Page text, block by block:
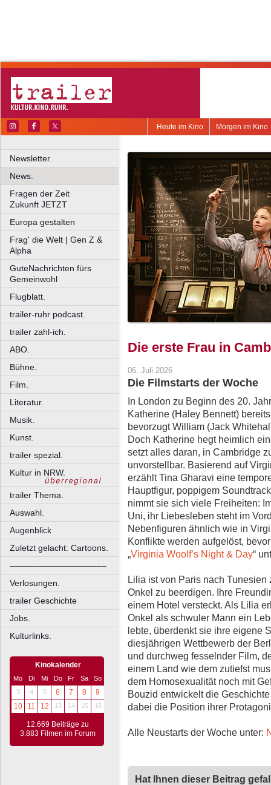
Morgen im Kino
Heute im Kino
Newsletter.
News.
Fragen der Zeit
Zukunft JETZT
Europa gestalten
Frag' die Welt | Gen Z &
Alpha
GuteNachrichten fürs
Gemeinwohl
Flugblatt.
trailer-ruhr podcast.
trailer zahl-ich.
ABO.
Bühne.
Film.
Literatur.
Musik.
Kunst.
trailer spezial.
Kultur in NRW.
trailer Thema.
Auswahl.
Augenblick
Zuletzt gelacht: Cartoons.
––––––––––––––––––––
Verlosungen.
trailer Geschichte
Jobs.
Kulturlinks.
Kinokalender
Mo Di Mi Do Fr Sa
So
3
4 5 6 7 8
9
10
11 12 13 14 15 16
12.669 Beiträge zu
3.883 Filmen im Forum
Die erste Frau in
06. Juli 2026
Die Filmstarts der Woche
In London zu Beginn des 20.
Katherine (Haley Bennett)
bevorzugt William (Jack
Doch Katherine hegt heimlich
setzt alles daran, in Cambridge
unvorstellbar. Basierend auf
erzählt Tina Gharavi eine
Hauptfigur, poppigem
nimmt sie sich viele Freiheiten:
Uni, ihr Liebesleben steht im
Nebenfiguren ähnlich wie in
Konflikte werden aufgelöst,
„Virginia Woolf’s Night & Day“
Lilia ist von Paris nach
Onkel zu beerdigen. Ihre
einem Hotel versteckt. Als Lilia
Onkel als schwuler Mann ein
lebte, überdenkt sie ihre eigene
diesjährigen Wettbewerb der
und durchweg fesselnder Film,
einem Land wie dem zutiefst
dem Homosexualität noch mit
Bouzid entwickelt die
dabei die Position ihrer
Alle Neustarts der Woche unter:
Hat Ihnen dieser Beitrag